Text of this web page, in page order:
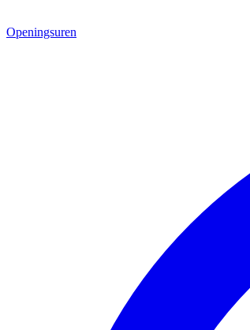
Openingsuren